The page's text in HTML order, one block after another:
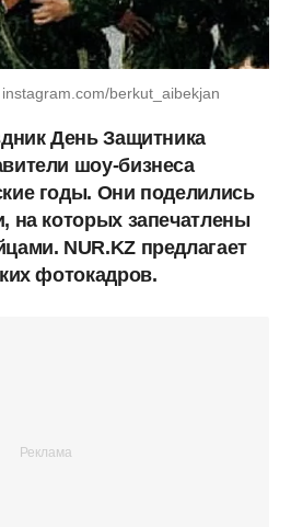
berkut_aibekjan
День Защитника
шоу-бизнеса
годы. Они поделились
на которых запечатлены
NUR.KZ предлагает
фотокадров.